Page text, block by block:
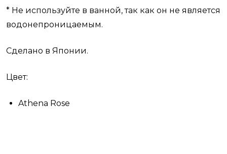
* Не используйте в ванной, так как он не является
водонепроницаемым.
Сделано в Японии.
Цвет:
Athena Rose